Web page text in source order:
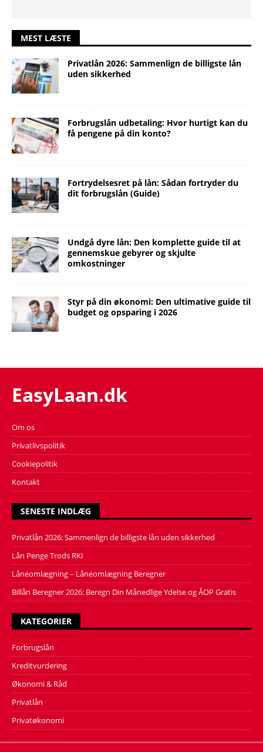
MEST LÆSTE
Privatlån 2026: Sammenlign de billigste lån
uden sikkerhed
Forbrugslån udbetaling: Hvor hurtigt kan du
få pengene på din konto?
Fortrydelsesret på lån: Sådan fortryder du
dit forbrugslån (Guide)
Undgå dyre lån: Den komplette guide til at
gennemskue gebyrer og skjulte
omkostninger
Styr på din økonomi: Den ultimative guide til
budget og opsparing i 2026
EasyLaan.dk
Om os
Privatlivspolitik
Cookiepolitik
Kontakt
SENESTE INDLÆG
Privatlån 2026: Sammenlign de billigste lån uden sikkerhed
Lån Penge Trods RKI
Låneomlægning – Låneomlægning Beregner
Billån Beregner 2026: Beregn Din Månedlige Ydelse og ÅOP Gratis
KATEGORIER
Forbrugslån
Kreditvurdering
Økonomi & Råd
Privatlån
Privatøkonomi